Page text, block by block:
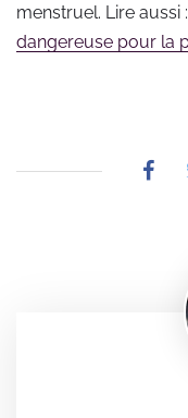
menstruel. Lire aussi :
dangereuse pour la